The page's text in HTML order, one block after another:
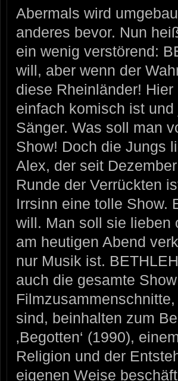
Abermals wird
anderes bevor. Nun
ein wenig verstörend:
will, aber wenn der
diese Rheinländer!
einfach komisch ist
Sänger. Was soll man
Show! Doch die Jungs
Alex, der seit
Runde der Verrückten
Irrsinn eine tolle Show.
will. Man soll sie lieben
am heutigen Abend
nur Musik ist.
auch die gesamte
sind, beinhalten zum
‚Begotten‘ (1990),
Religion und der
eigenen Weise